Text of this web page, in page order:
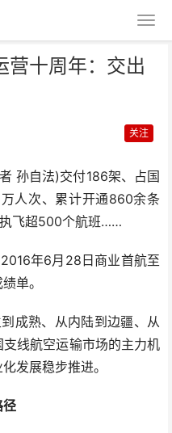
十周年：交出
关注
自法)交付186架、占国
人次、累计开通860余条
飞超500个航班……
年6月28日商业首航至
单。
熟、从内陆到边疆、从
线航空运输市场的主力机
发展稳步推进。
周年：